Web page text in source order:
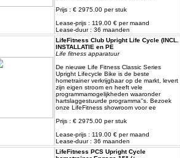
Prijs : € 2975.00 per stuk
Lease-prijs : 119.00 € per maand
Lease-duur : 36 maanden
LifeFitness Club Upright Life Cycle (INCL.
INSTALLATIE en PE
Life fitness apparatuur
De nieuwe Life Fitness Classic Series
Upright Lifecycle Bike is de beste
hometrainer verkrijgbaar op de markt, levert
zijn eigen stroom en heeft vele
programmamogelijkheden waaronder
hartslaggestuurde programma''s. Bezoek
onze LifeFitness showroom voor ee
Prijs : € 2975.00 per stuk
Lease-prijs : 119.00 € per maand
Lease-duur : 36 maanden
LifeFitness PCS Upright Cycle